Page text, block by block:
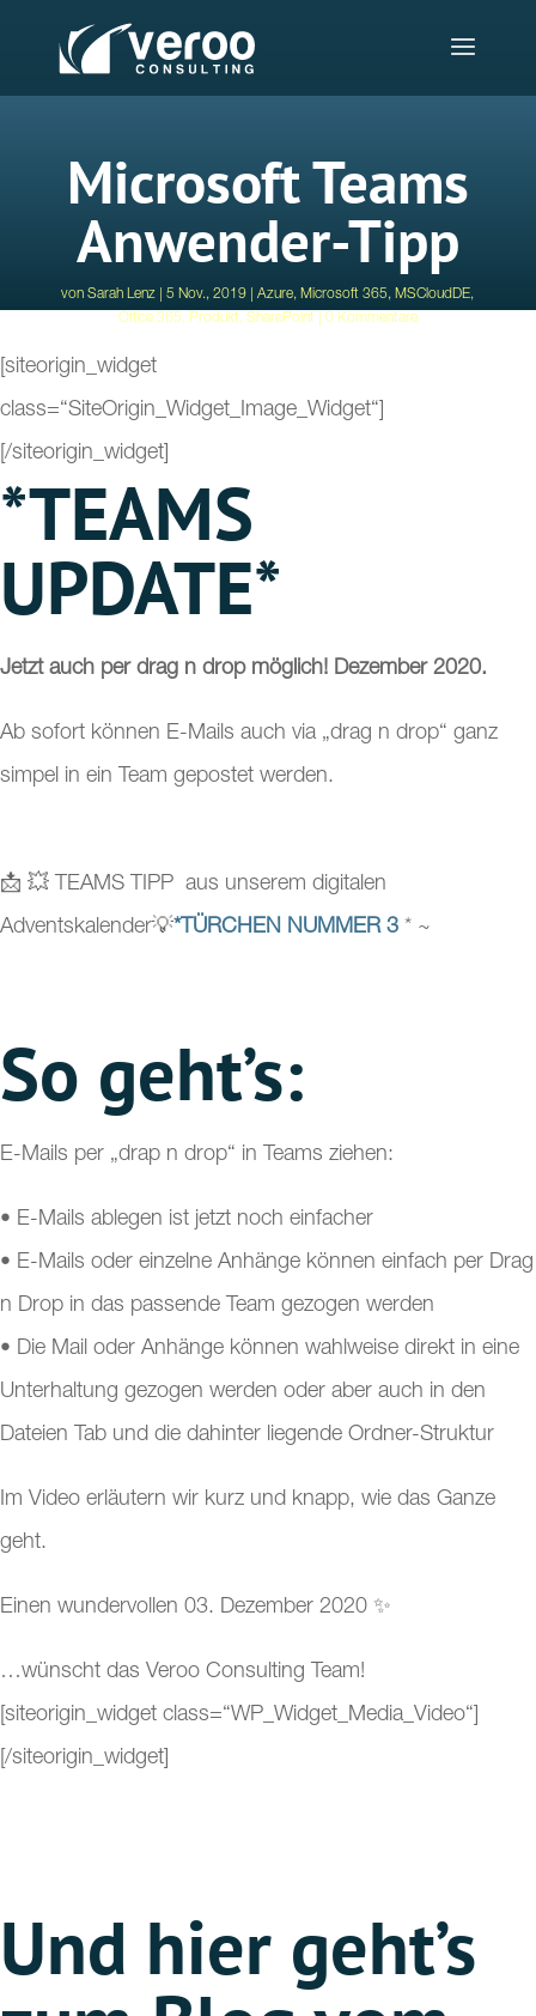
Microsoft Teams
Anwender-Tipp
vonSarah Lenz 5 Nov., 2019 Azure, Microsoft 365, MSCloudDE,
Office 365, Produkt, SharePoint 0 Kommentare
[siteorigin_widget
class=“SiteOrigin_Widget_Image_Widget“]
[/siteorigin_widget]
*TEAMS
UPDATE*
Jetzt auch per drag n drop möglich! Dezember 2020.
Ab sofort können E-Mails auch via „drag n drop“ ganz
simpel in ein Team gepostet werden.
📩 💥 TEAMS TIPP aus unserem digitalen
Adventskalender💡*TÜRCHEN NUMMER 3 * ~
So geht’s:
E-Mails per „drap n drop“ in Teams ziehen:
• E-Mails ablegen ist jetzt noch einfacher
• E-Mails oder einzelne Anhänge können einfach per Drag
n Drop in das passende Team gezogen werden
• Die Mail oder Anhänge können wahlweise direkt in eine
Unterhaltung gezogen werden oder aber auch in den
Dateien Tab und die dahinter liegende Ordner-Struktur
Im Video erläutern wir kurz und knapp, wie das Ganze
geht.
Einen wundervollen 03. Dezember 2020 ✨
…wünscht das Veroo Consulting Team!
[siteorigin_widget class=“WP_Widget_Media_Video“]
[/siteorigin_widget]
Und hier geht’s